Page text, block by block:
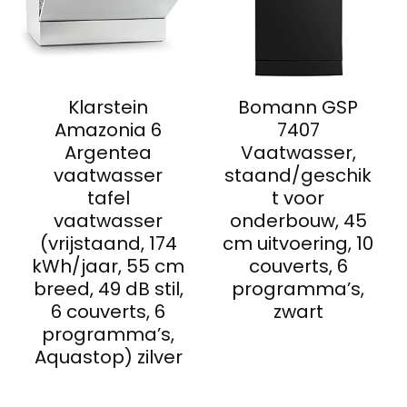
Klarstein
Amazonia 6
Argentea
vaatwasser
tafel
vaatwasser
(vrijstaand, 174
kWh/jaar, 55 cm
breed, 49 dB stil,
6 couverts, 6
programma’s,
Aquastop) zilver
Bomann GSP
7407
Vaatwasser,
staand/geschik
t voor
onderbouw, 45
cm uitvoering, 10
couverts, 6
programma’s,
zwart